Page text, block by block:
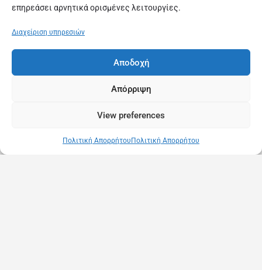
επηρεάσει αρνητικά ορισμένες λειτουργίες.
Διαχείριση υπηρεσιών
Αποδοχή
Απόρριψη
View preferences
Πολιτική Απορρήτου Πολιτική Απορρήτου